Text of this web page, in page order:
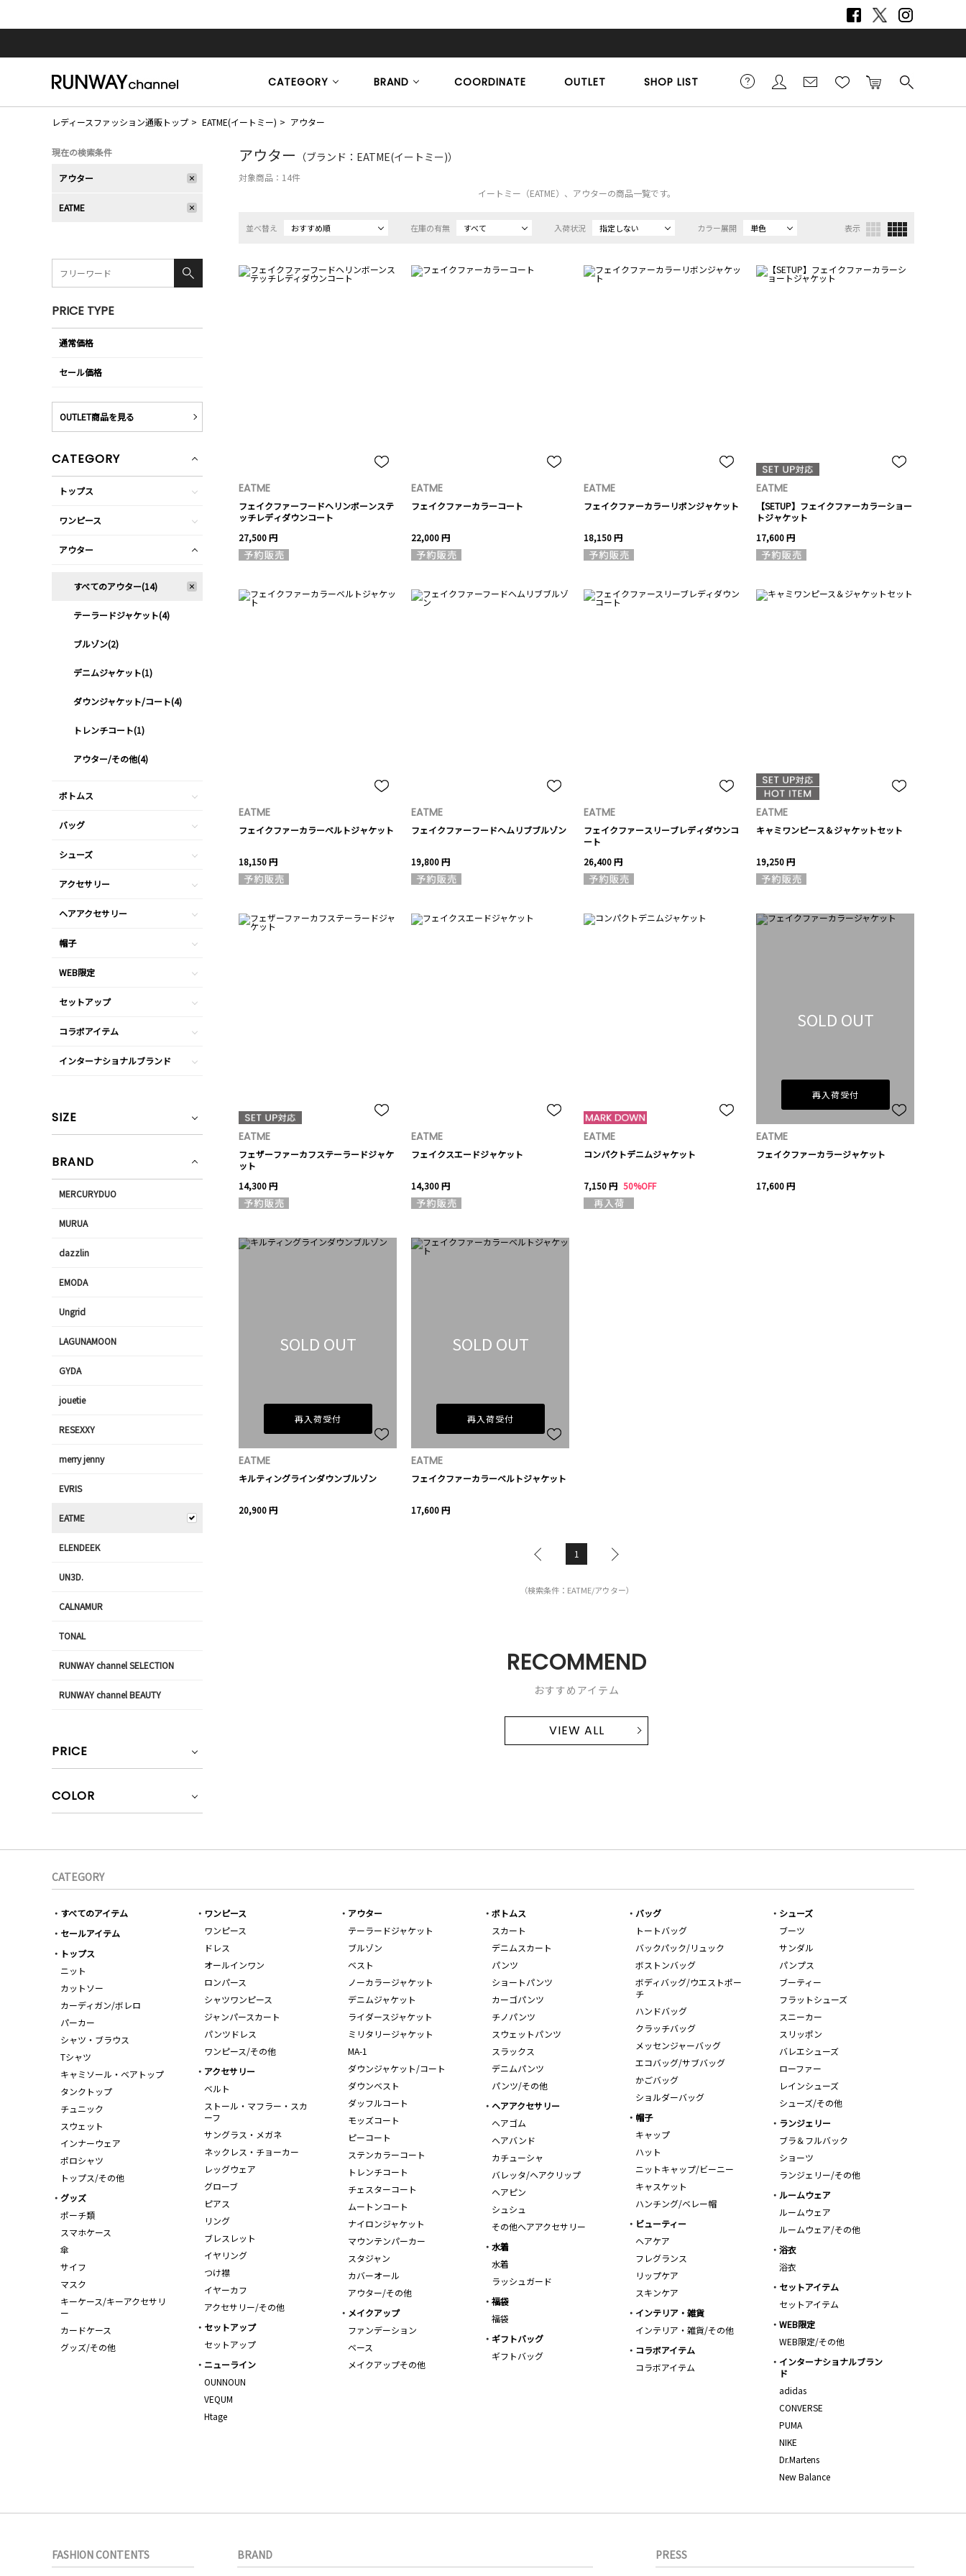
CATEGORY BRAND COORDINATE OUTLET SHOP LIST
レディースファッション通販トップ EATME(イートミー) アウター
アウター （ブランド：EATME(イートミー)）
対象商品： 14件
イートミー（EATME）、アウターの商品一覧です。
並べ替え おすすめ順 在庫の有無 すべて 入荷状況 指定しない カラー展開 単色 表示
EATME
フェイクファーフードヘリンボーンステ
ッチレディダウンコート
27,500 円
EATME
フェイクファーカラーコート
22,000 円
EATME
フェイクファーカラーリボンジャケット
18,150 円
EATME
【SETUP】フェイクファーカラーショー
トジャケット
17,600 円
EATME
フェイクファーカラーベルトジャケット
18,150 円
EATME
フェイクファーフードヘムリブブルゾン
19,800 円
EATME
フェイクファースリーブレディダウンコ
ート
26,400 円
EATME
キャミワンピース＆ジャケットセット
19,250 円
EATME
フェザーファーカフステーラードジャケ
ット
14,300 円
EATME
フェイクスエードジャケット
14,300 円
EATME
コンパクトデニムジャケット
7,150 円 50%OFF
SOLD OUT
再入荷受付
EATME
フェイクファーカラージャケット
17,600 円
SOLD OUT
再入荷受付
EATME
キルティングラインダウンブルゾン
20,900 円
SOLD OUT
再入荷受付
EATME
フェイクファーカラーベルトジャケット
17,600 円
1
（検索条件：EATME/アウター）
RECOMMEND
おすすめアイテム
VIEW ALL
現在の検索条件
アウター
EATME
PRICE TYPE
通常価格
セール価格
OUTLET商品を見る
CATEGORY
トップス
ワンピース
アウター
すべてのアウター(14)
テーラードジャケット(4)
ブルゾン(2)
デニムジャケット(1)
ダウンジャケット/コート(4)
トレンチコート(1)
アウター/その他(4)
ボトムス
バッグ
シューズ
アクセサリー
ヘアアクセサリー
帽子
WEB限定
セットアップ
コラボアイテム
インターナショナルブランド
SIZE
BRAND
MERCURYDUO
MURUA
dazzlin
EMODA
Ungrid
LAGUNAMOON
GYDA
jouetie
RESEXXY
merry jenny
EVRIS
EATME
ELENDEEK
UN3D.
CALNAMUR
TONAL
RUNWAY channel SELECTION
RUNWAY channel BEAUTY
PRICE
COLOR
CATEGORY
すべてのアイテム
セールアイテム
トップス
ニット
カットソー
カーディガン/ボレロ
パーカー
シャツ・ブラウス
Tシャツ
キャミソール・ベアトップ
タンクトップ
チュニック
スウェット
インナーウェア
ポロシャツ
トップス/その他
ワンピース
ワンピース
ドレス
オールインワン
ロンパース
シャツワンピース
ジャンパースカート
パンツドレス
ワンピース/その他
アウター
テーラードジャケット
ブルゾン
ベスト
ノーカラージャケット
デニムジャケット
ライダースジャケット
ミリタリージャケット
MA-1
ダウンジャケット/コート
ダウンベスト
ダッフルコート
モッズコート
ピーコート
ステンカラーコート
トレンチコート
チェスターコート
ムートンコート
ナイロンジャケット
マウンテンパーカー
スタジャン
カバーオール
アウター/その他
ボトムス
スカート
デニムスカート
パンツ
ショートパンツ
カーゴパンツ
チノパンツ
スウェットパンツ
スラックス
デニムパンツ
パンツ/その他
バッグ
トートバッグ
バックパック/リュック
ボストンバッグ
ボディバッグ/ウエストポー
チ
ハンドバッグ
クラッチバッグ
メッセンジャーバッグ
エコバッグ/サブバッグ
かごバッグ
ショルダーバッグ
シューズ
ブーツ
サンダル
パンプス
ブーティー
フラットシューズ
スニーカー
スリッポン
バレエシューズ
ローファー
レインシューズ
シューズ/その他
アクセサリー
ベルト
ストール・マフラー・スカ
ーフ
サングラス・メガネ
ネックレス・チョーカー
レッグウェア
グローブ
ピアス
リング
ブレスレット
イヤリング
つけ襟
イヤーカフ
アクセサリー/その他
ヘアアクセサリー
ヘアゴム
ヘアバンド
カチューシャ
バレッタ/ヘアクリップ
ヘアピン
シュシュ
その他ヘアアクセサリー
帽子
キャップ
ハット
ニットキャップ/ビーニー
キャスケット
ハンチング/ベレー帽
ランジェリー
ブラ＆フルバック
ショーツ
ランジェリー/その他
ルームウェア
ルームウェア
ルームウェア/その他
グッズ
ポーチ類
スマホケース
傘
サイフ
マスク
キーケース/キーアクセサリ
ー
カードケース
グッズ/その他
ビューティー
ヘアケア
フレグランス
リップケア
スキンケア
水着
水着
ラッシュガード
浴衣
浴衣
セットアイテム
セットアイテム
福袋
福袋
メイクアップ
ファンデーション
ベース
メイクアップその他
インテリア・雑貨
インテリア・雑貨/その他
WEB限定
WEB限定/その他
セットアップ
セットアップ
ギフトバッグ
ギフトバッグ
コラボアイテム
コラボアイテム
インターナショナルブラン
ド
adidas
CONVERSE
PUMA
NIKE
Dr.Martens
New Balance
ニューライン
OUNNOUN
VEQUM
Htage
FASHION CONTENTS BRAND PRESS